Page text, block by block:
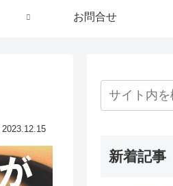
お問合せ
2023.12.15
新着記事